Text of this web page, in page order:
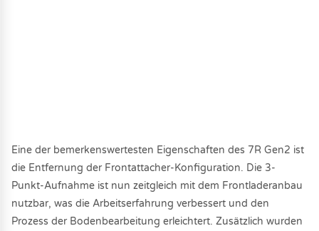
Eine der bemerkenswertesten Eigenschaften des 7R Gen2 ist
die Entfernung der Frontattacher-Konfiguration. Die 3-
Punkt-Aufnahme ist nun zeitgleich mit dem Frontladeranbau
nutzbar, was die Arbeitserfahrung verbessert und den
Prozess der Bodenbearbeitung erleichtert. Zusätzlich wurden